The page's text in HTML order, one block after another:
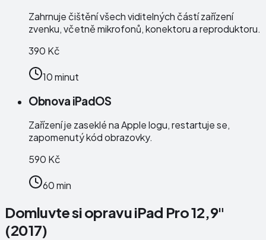
Zahrnuje čištění všech viditelných částí zařízení
zvenku, včetně mikrofonů, konektoru a reproduktoru.
390 Kč
10 minut
Obnova iPadOS
Zařízení je zaseklé na Apple logu, restartuje se,
zapomenutý kód obrazovky.
590 Kč
60 min
Domluvte si opravu iPad Pro 12,9"
(2017)